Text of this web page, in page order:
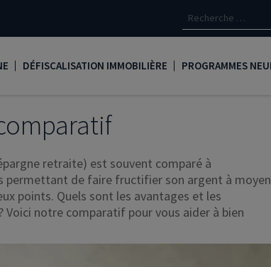
DÉFISCALISATION IMMOBILIÈRE
Dispositif Jeanbrun
LMNP
Logement locatif intermédiaire
PROGRAMMES
Appartements
Appartements
retraite) est souvent comparé à
permettant de faire fructifier son argent à moyen
points. Quels sont les avantages et les
Voici notre comparatif pour vous aider à bien